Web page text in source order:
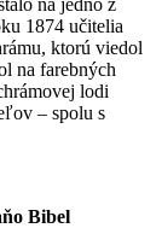
1874 učitelia
ktorú viedol
na farebných
lodi
– spolu s
Bibel